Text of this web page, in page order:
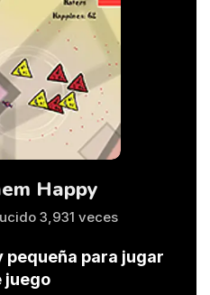
Happy
3,931 veces
pequeña para jugar
juego